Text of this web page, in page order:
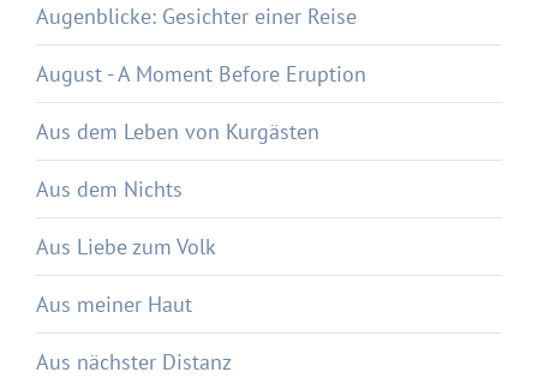
Augenblicke: Gesichter einer Reise
August - A Moment Before Eruption
Aus dem Leben von Kurgästen
Aus dem Nichts
Aus Liebe zum Volk
Aus meiner Haut
Aus nächster Distanz